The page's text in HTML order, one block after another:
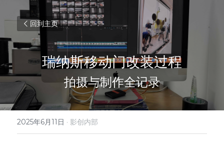
回到主页
瑞纳斯移动门改装过程
拍摄与制作全记录
2025年6月11日 · 影创内部